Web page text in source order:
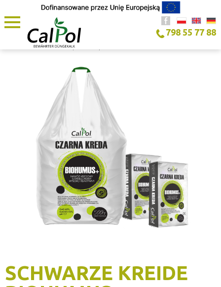
798 55 77 88
STARTSEITE/
SCHWARZE KREIDE